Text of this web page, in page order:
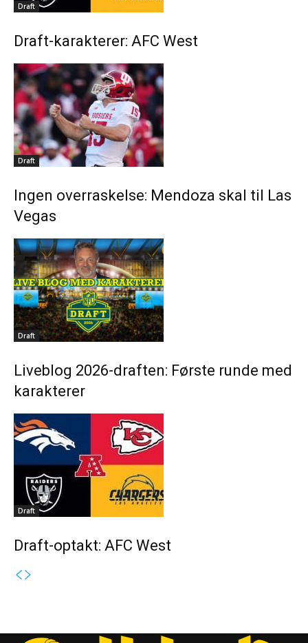
Draft
Draft-karakterer: AFC West
Draft
Ingen overraskelse: Mendoza skal til Las
Vegas
Draft
Liveblog 2026-draften: Første runde med
karakterer
Draft
Draft-optakt: AFC West